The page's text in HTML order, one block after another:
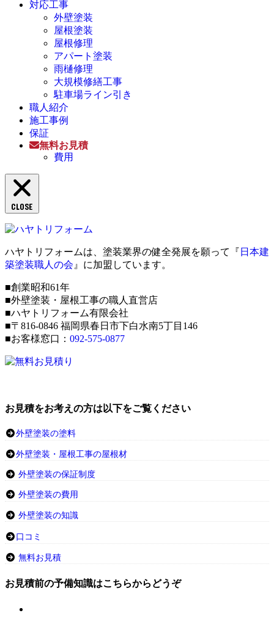
対応工事
外壁塗装
屋根塗装
屋根修理
アパート塗装
雨樋修理
大規模修繕工事
駐車場ライン引き
職人紹介
施工事例
保証
無料お見積
費用
CLOSE
ハヤトリフォームは、塗装業界の健全発展を願って『 日本建
築塗装職人の会 』に加盟しています。
■創業昭和61年
■外壁塗装・屋根工事の職人直営店
■ハヤトリフォーム有限会社
■〒816-0846 福岡県春日市下白水南5丁目146
■お客様窓口： 092-575-0877
お見積をお考えの方は以下をご覧ください
外壁塗装の塗料
外壁塗装・屋根工事の屋根材
外壁塗装の保証制度
外壁塗装の費用
外壁塗装の知識
口コミ
無料お見積
お見積前の予備知識はこちらからどうぞ